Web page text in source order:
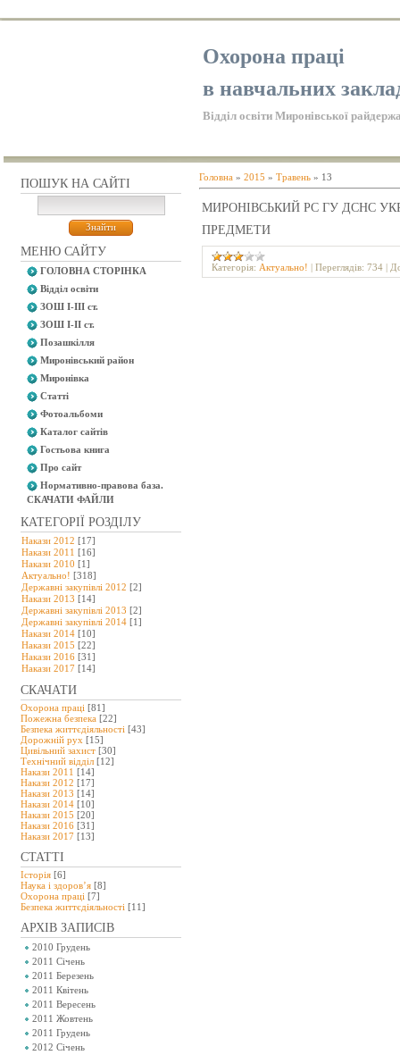
Охорона праці
в навчальних
Відділ освіти Миронівської
ПОШУК НА САЙТІ
МЕНЮ САЙТУ
ГОЛОВНА СТОРІНКА
Відділ освіти
ЗОШ І-ІІІ ст.
ЗОШ І-ІІ ст.
Позашкілля
Миронівський район
Миронівка
Статті
Фотоальбоми
Каталог сайтів
Гостьова книга
Про сайт
Нормативно-правова база.
СКАЧАТИ ФАЙЛИ
КАТЕГОРІЇ РОЗДІЛУ
Накази 2012 [17]
Накази 2011 [16]
Накази 2010 [1]
Актуально! [318]
Державні закупівлі 2012 [2]
Накази 2013 [14]
Державні закупівлі 2013 [2]
Державні закупівлі 2014 [1]
Накази 2014 [10]
Накази 2015 [22]
Накази 2016 [31]
Накази 2017 [14]
СКАЧАТИ
Охорона праці [81]
Пожежна безпека [22]
Безпека життєдіяльності [43]
Дорожній рух [15]
Цивільний захист [30]
Технічний відділ [12]
Накази 2011 [14]
Накази 2012 [17]
Накази 2013 [14]
Накази 2014 [10]
Накази 2015 [20]
Накази 2016 [31]
Накази 2017 [13]
СТАТТІ
Історія [6]
Наука і здоров’я [8]
Охорона праці [7]
Безпeка життєдіяльності [11]
АРХІВ ЗАПИСІВ
2010 Грудень
2011 Січень
2011 Березень
2011 Квітень
2011 Вересень
2011 Жовтень
2011 Грудень
2012 Січень
Головна » 2015 » Травень » 13
МИРОНІВСЬКИЙ РС ГУ ДСНС
ПРЕДМЕТИ
Категорія: Актуально! | Переглядів: 734 |